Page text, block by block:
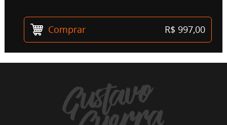
Comprar R$ 997,00